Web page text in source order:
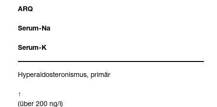
ARQ
Serum-​Na
Serum-​K
Hype­r­al­dos­te­ro­nis­mus, pri­mär
↑
(über 200 ng/l)